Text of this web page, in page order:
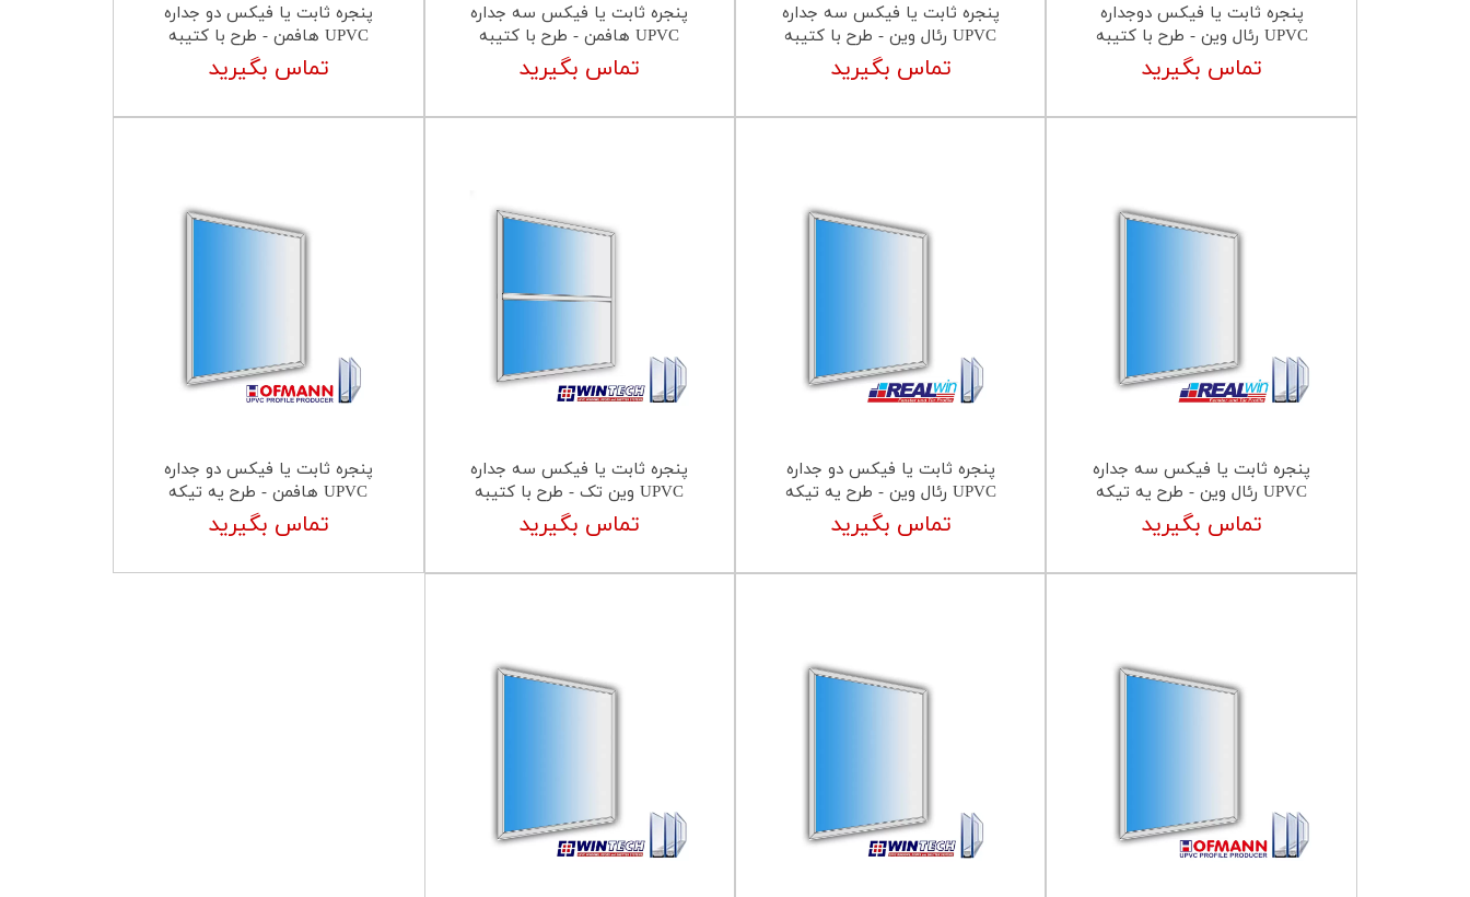
پنجره ثابت یا فیکس دوجداره
UPVC رئال وین - طرح با کتیبه
تماس بگیرید
پنجره ثابت یا فیکس سه جداره
UPVC رئال وین - طرح با کتیبه
تماس بگیرید
پنجره ثابت یا فیکس سه جداره
UPVC هافمن - طرح با کتیبه
تماس بگیرید
پنجره ثابت یا فیکس دو جداره
UPVC هافمن - طرح با کتیبه
تماس بگیرید
پنجره ثابت یا فیکس سه جداره
UPVC رئال وین - طرح یه تیکه
تماس بگیرید
پنجره ثابت یا فیکس دو جداره
UPVC رئال وین - طرح یه تیکه
تماس بگیرید
پنجره ثابت یا فیکس سه جداره
UPVC وین تک - طرح با کتیبه
تماس بگیرید
پنجره ثابت یا فیکس دو جداره
UPVC هافمن - طرح یه تیکه
تماس بگیرید